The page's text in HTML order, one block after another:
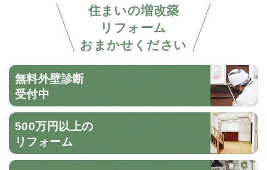
住まいの増改築
リフォーム
おまかせください
無料外壁診断
受付中
500万円以上の
リフォーム